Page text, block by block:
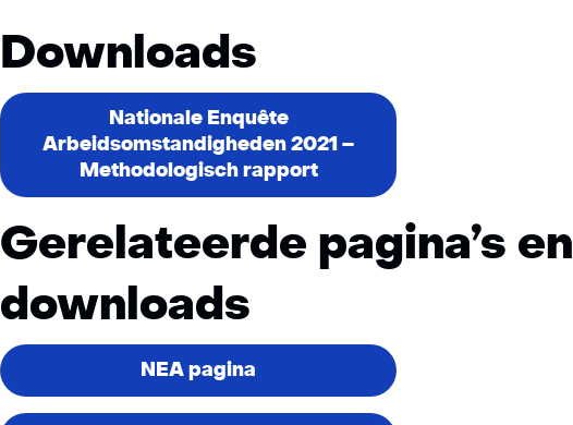
Downloads
Nationale Enquête
Arbeidsomstandigheden 2021 –
Methodologisch rapport
Gerelateerde pagina’s en
downloads
NEA pagina